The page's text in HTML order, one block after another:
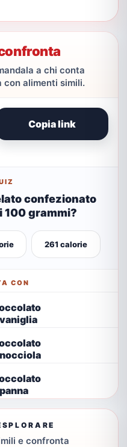
a chi conta
con alimenti simili.
Copia link
confezionato
100 grammi?
261 calorie
CON
e confronta